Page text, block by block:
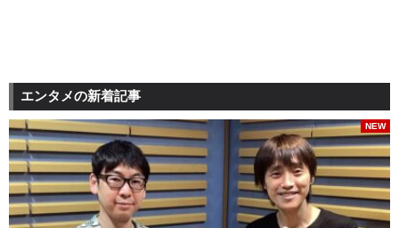
エンタメの新着記事
NEW